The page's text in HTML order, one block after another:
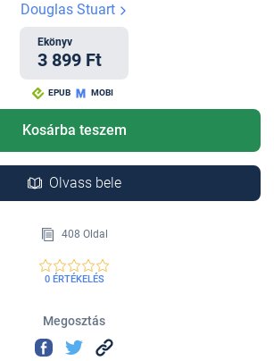
Douglas Stuart
Ekönyv
3 899 Ft
EPUB MOBI
Kosárba teszem
Olvass bele
408 Oldal
0 ÉRTÉKELÉS
Megosztás